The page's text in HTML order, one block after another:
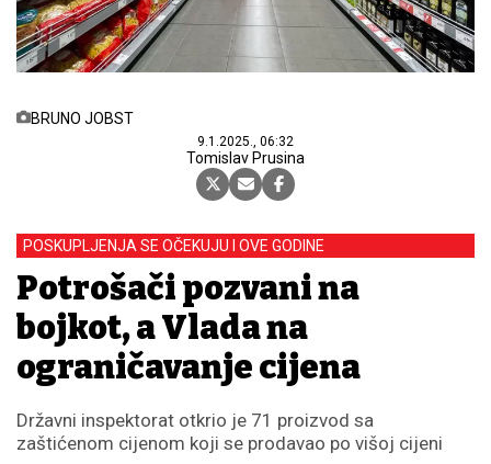
BRUNO JOBST
9.1.2025., 06:32
Tomislav Prusina
POSKUPLJENJA SE OČEKUJU I OVE GODINE
Potrošači pozvani na
bojkot, a Vlada na
ograničavanje cijena
Državni inspektorat otkrio je 71 proizvod sa
zaštićenom cijenom koji se prodavao po višoj cijeni